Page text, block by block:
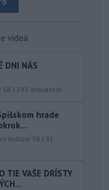
videá
DNI NÁS
| 293 zobrazení
hrade
kultúry SR | 31
TIE VAŠE DRÍSTY